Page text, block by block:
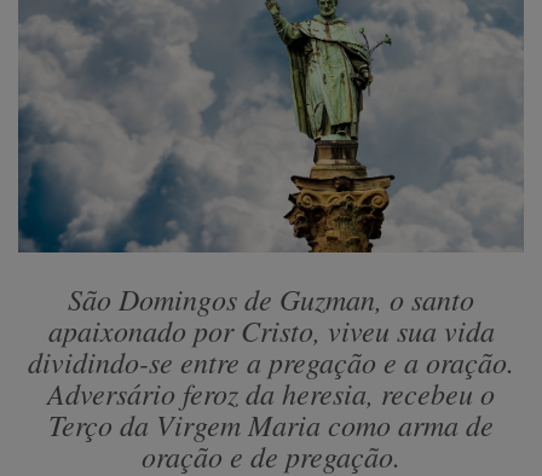
São Domingos de Guzman, o santo
apaixonado por Cristo, viveu sua vida
dividindo-se entre a pregação e a oração.
Adversário feroz da heresia, recebeu o
Terço da Virgem Maria como arma de
oração e de pregação.